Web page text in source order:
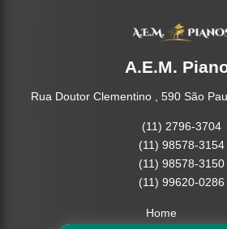
A.E.M.
Rua Doutor Clementino , 590 São
(11) 2796-3704
(11) 98578-3154
(11) 98578-3150
(11) 99620-0286
Home